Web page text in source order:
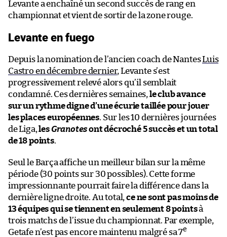
Levante a enchaîné un second succès de rang en
championnat et vient de sortir de la zone rouge.
Levante en fuego
Depuis la nomination de l’ancien coach de NantesLuis
Castro en décembre dernier, Levante s’est
progressivement relevé alors qu’il semblait
condamné. Ces dernières semaines, le club avance
sur un rythme digne d’une écurie taillée pour jouer
les places européennes. Sur les 10 dernières journées
de Liga,lesGranotesont décroché 5 succès et un total
de 18 points.
Seul le Barça affiche un meilleur bilan sur la même
période (30 points sur 30 possibles). Cette forme
impressionnante pourrait faire la différence dans la
dernière ligne droite. Au total,ce ne sont pas moins de
13 équipes qui se tiennent en seulement 8 pointsà
trois matchs de l’issue du championnat. Par exemple,
Getafe n’est pas encore maintenu malgré sa 7e